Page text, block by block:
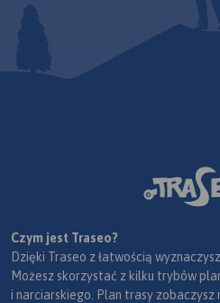
Czym jest Traseo?
Dzięki Traseo z łatwością
Możesz skorzystać z kilku trybów
i narciarskiego. Plan trasy zobaczysz